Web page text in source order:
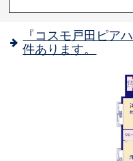
『コスモ戸田ピ
件あります。